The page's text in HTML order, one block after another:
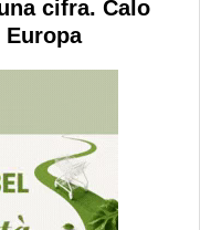
cifra. Calo